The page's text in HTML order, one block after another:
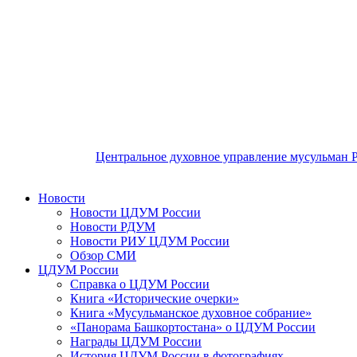
Центральное духовное управление мусульман
Новости
Новости ЦДУМ России
Новости РДУМ
Новости РИУ ЦДУМ России
Обзор СМИ
ЦДУМ России
Справка о ЦДУМ России
Книга «Исторические очерки»
Книга «Мусульманское духовное собрание»
«Панорама Башкортостана» о ЦДУМ России
Награды ЦДУМ России